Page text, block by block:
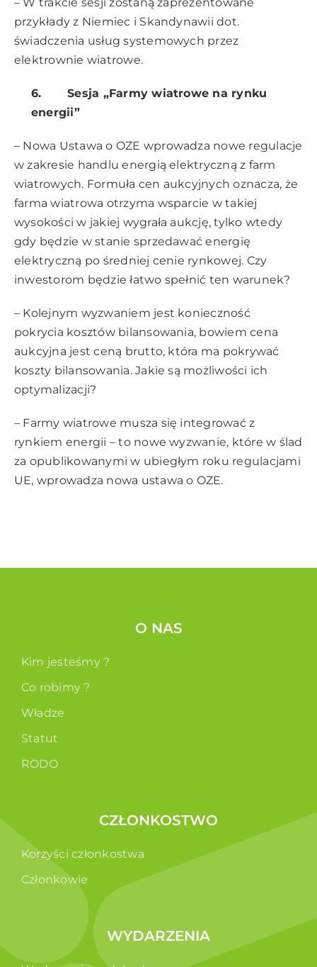
przykłady z Niemiec i Skandynawii dot.
świadczenia usług systemowych przez
elektrownie wiatrowe.
6.Sesja „Farmy wiatrowe na rynku
energii”
– Nowa Ustawa o OZE wprowadza nowe regulacje
w zakresie handlu energią elektryczną z farm
wiatrowych. Formuła cen aukcyjnych oznacza, że
farma wiatrowa otrzyma wsparcie w takiej
wysokości w jakiej wygrała aukcję, tylko wtedy
gdy będzie w stanie sprzedawać energię
elektryczną po średniej cenie rynkowej. Czy
inwestorom będzie łatwo spełnić ten warunek?
– Kolejnym wyzwaniem jest konieczność
pokrycia kosztów bilansowania, bowiem cena
aukcyjna jest ceną brutto, która ma pokrywać
koszty bilansowania. Jakie są możliwości ich
optymalizacji?
– Farmy wiatrowe musza się integrować z
rynkiem energii – to nowe wyzwanie, które w ślad
za opublikowanymi w ubiegłym roku regulacjami
UE, wprowadza nowa ustawa o OZE.
O NAS
Kim jesteśmy ?
Co robimy ?
Władze
Statut
RODO
CZŁONKOSTWO
Korzyści członkostwa
Członkowie
WYDARZENIA